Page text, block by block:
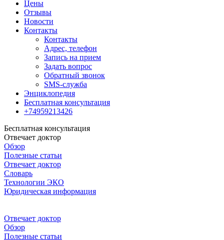
Цены
Отзывы
Новости
Контакты
Контакты
Адрес, телефон
Запись на прием
Задать вопрос
Обратный звонок
SMS-служба
Энциклопедия
Бесплатная консультация
+74959213426
Бесплатная консультация
Отвечает доктор
Обзор
Полезные статьи
Отвечает доктор
Словарь
Технологии ЭКО
Юридическая информация
Отвечает доктор
Обзор
Полезные статьи